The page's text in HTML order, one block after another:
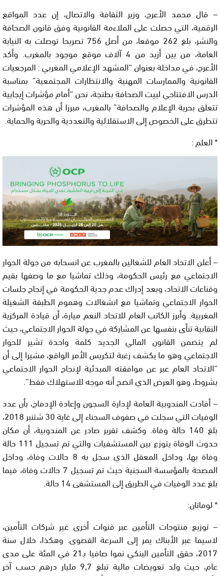
– قال محمد الأعرج، وزير الثقافة والاتصال، إن عدد المواقع
الرقمية، التي حصلت على الملاءمة القانونية وفق قانون الصحافة
والنشر، بلغ 262 موقعا، من أصل 756 تصريحا توصلت به النيابة
العامة، من بين أزيد من 4 آلاف موقع موجود بالمغرب. وأكد
الأعرج، في مداخلة بعنوان “المشهد الإعلامي المغربي : المرجعيات
القانونية والممارسات المهنية والانتظارات المجتمعية” بمناسبة
الدرس الافتتاحي لبيت الصحافة بطنجة، نحن “أمام مؤشرات إيجابية
تتعلق بحرية الإعلام والصحافة” بالمغرب، مبرزا أن هذه المؤشرات
تتطرق على الخصوص إلى الاستقلالية والتعددية والحرية والحماية.
* العلم :
– أعلن الاتحاد العام للشغالين بالمغرب عن انسحابه من جولة الحوار
الاجتماعي مع رئيس الحكومة، وذلك تماشيا مع ما وصفها بقيم
وقناعات الاتحاد، وبعد إدراك عدم جدية الحكومة في إنجاح جلسات
الحوار الاجتماعي وتماشيا مع انشغالات وهموم الطبقة الشغيلة
المغربية. وأبرز الكاتب العام للاتحاد النعم ميارة، أن قيادة المركزية
النقابية تنأى بنفسها عن المشاركة في جولة الحوار الاجتماعي، حيث
لم يتضمن القانون المالي الجديد كلمة واحدة تشير للحوار
الاجتماعي وهو ما يكشف رغبة لتكريس الأمر الواقع، مشيرا إلى أن
“الاتحاد العام عبر عن موافقته المبدئية لإنجاح الحوار الاجتماعي
بشروط، وهو العرض الذي اتضح أنه موجه للاستهلاك فقط”.
– أفادت المندوبية العامة لإدارة السجون وإعادة الإدماج، بأن عدد
الوفيات التي سجلت في صفوف السجناء إلى غاية 30 شتنبر 2018،
بلغ 140 حالة وفاة. وكشف تقرير صادر عن المندوبية، أن مكان
حدوث الوفاة يتوزع بين المستشفيات والتي تم تسجيل 111 حالة
وفاة بها، وداخل المعقل الذي سجل به 8 حالات وفاة، وداخل
المصحة بالمؤسسة السجنية حيث تم تسجيل 7 حالات وفاة، فيما
بلغ عدد الوفيات في الطريق إلى المستشفى 14 حالة.
* لوماتان:
– توزيع منتوجات التأمين عبر قنوات أخرى غير شركات التأمين،
لاسيما عبر الأبناك يمر إلى السرعة القصوى. وهكذا، خلال سنة
2017، حقق التأمين البنكي نموا صافيا بـ21 في المئة على مدى
عام، حيث ولد تعويضات مالية تبلغ 9,7 مليار درهم حسب آخر